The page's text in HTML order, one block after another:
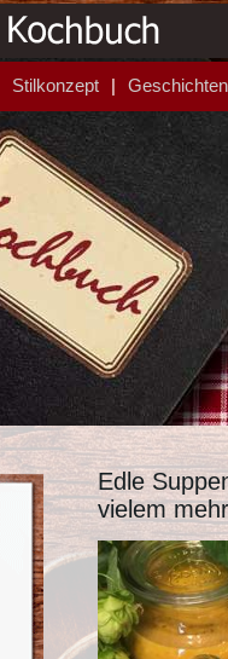
Stilkonzept Geschichten
Edle
vielem mehr